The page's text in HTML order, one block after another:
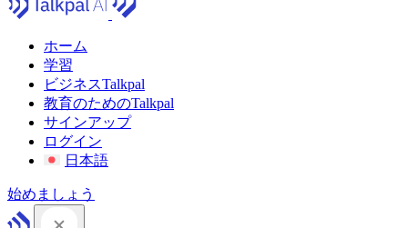
ホーム
学習
ビジネスTalkpal
教育のためのTalkpal
サインアップ
ログイン
日本語
始めましょう